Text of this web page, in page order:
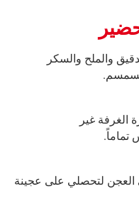
والملح والسكر
الغرفة غير
تماماً.
لتحصلي على عجينة